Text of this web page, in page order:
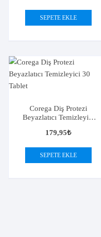
SEPETE EKLE
Corega Diş Protezi
Beyazlatıcı Temizleyici
179,95₺
SEPETE EKLE